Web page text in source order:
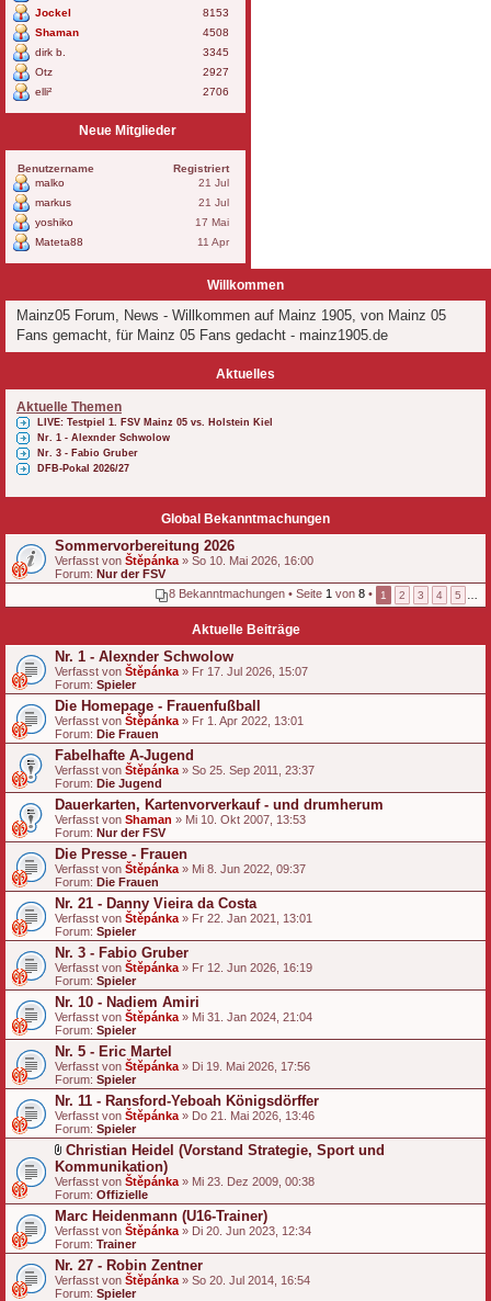
Willkommen
Mainz05 Forum, News - Willkommen auf Mainz 1905, von Mainz 05
Fans gemacht, für Mainz 05 Fans gedacht - mainz1905.de
Aktuelles
Aktuelle Themen
LIVE: Testpiel 1. FSV Mainz 05 vs. Holstein Kiel
Nr. 1 - Alexnder Schwolow
Nr. 3 - Fabio Gruber
DFB-Pokal 2026/27
Global Bekanntmachungen
Sommervorbereitung 2026
Verfasst von Štěpánka » So 10. Mai 2026, 16:00
Forum: Nur der FSV
8 Bekanntmachungen • Seite 1 von 8 • 1 2 3 4 5
Aktuelle Beiträge
Nr. 1 - Alexnder Schwolow
Verfasst von Štěpánka » Fr 17. Jul 2026, 15:07
Forum: Spieler
Die Homepage - Frauenfußball
Verfasst von Štěpánka » Fr 1. Apr 2022, 13:01
Forum: Die Frauen
Fabelhafte A-Jugend
Verfasst von Štěpánka » So 25. Sep 2011, 23:37
Forum: Die Jugend
Dauerkarten, Kartenvorverkauf - und drumherum
Verfasst von Shaman » Mi 10. Okt 2007, 13:53
Forum: Nur der FSV
Die Presse - Frauen
Verfasst von Štěpánka » Mi 8. Jun 2022, 09:37
Forum: Die Frauen
Nr. 21 - Danny Vieira da Costa
Verfasst von Štěpánka » Fr 22. Jan 2021, 13:01
Forum: Spieler
Nr. 3 - Fabio Gruber
Verfasst von Štěpánka » Fr 12. Jun 2026, 16:19
Forum: Spieler
Nr. 10 - Nadiem Amiri
Verfasst von Štěpánka » Mi 31. Jan 2024, 21:04
Forum: Spieler
Nr. 5 - Eric Martel
Verfasst von Štěpánka » Di 19. Mai 2026, 17:56
Forum: Spieler
Nr. 11 - Ransford-Yeboah Königsdörffer
Verfasst von Štěpánka » Do 21. Mai 2026, 13:46
Forum: Spieler
D
a
t
e
i
a
n
h
a
n
g
Christian Heidel (Vorstand Strategie, Sport und
Kommunikation)
Verfasst von Štěpánka » Mi 23. Dez 2009, 00:38
Forum: Offizielle
Marc Heidenmann (U16-Trainer)
Verfasst von Štěpánka » Di 20. Jun 2023, 12:34
Forum: Trainer
Nr. 27 - Robin Zentner
Verfasst von Štěpánka » So 20. Jul 2014, 16:54
Forum: Spieler
Jockel
8153
Shaman
4508
dirk b.
3345
Otz
2927
elli²
2706
Neue Mitglieder
Benutzername
Registriert
malko
21 Jul
markus
21 Jul
yoshiko
17 Mai
Mateta88
11 Apr